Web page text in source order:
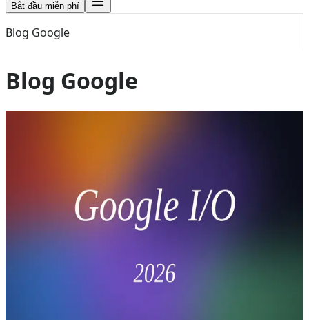
Bắt đầu miễn phí
Blog Google
Blog Google
Đánh giá Google I/O 2026: Bình
minh của AI tác tử, Gemini 3.5,
Đánh giá Google I/O 2026: Một bài đánh giá chi tiết về